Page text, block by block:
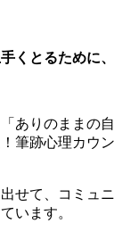
くとるために、
ありのままの自
筆跡心理カウン
せて、コミュニ
います。